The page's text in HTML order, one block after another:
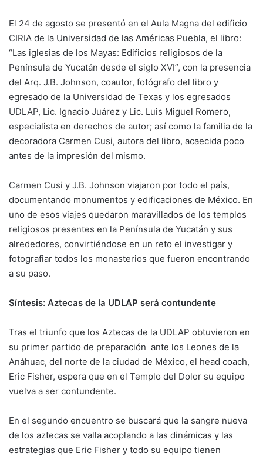
El 24 de agosto se presentó en el Aula Magna del edificio
CIRIA de la Universidad de las Américas Puebla, el libro:
“Las iglesias de los Mayas: Edificios religiosos de la
Península de Yucatán desde el siglo XVI”, con la presencia
del Arq. J.B. Johnson, coautor, fotógrafo del libro y
egresado de la Universidad de Texas y los egresados
UDLAP, Lic. Ignacio Juárez y Lic. Luis Miguel Romero,
especialista en derechos de autor; así como la familia de la
decoradora Carmen Cusi, autora del libro, acaecida poco
antes de la impresión del mismo.
Carmen Cusi y J.B. Johnson viajaron por todo el país,
documentando monumentos y edificaciones de México. En
uno de esos viajes quedaron maravillados de los templos
religiosos presentes en la Península de Yucatán y sus
alrededores, convirtiéndose en un reto el investigar y
fotografiar todos los monasterios que fueron encontrando
a su paso.
Síntesis: Aztecas de la UDLAP será contundente
Tras el triunfo que los Aztecas de la UDLAP obtuvieron en
su primer partido de preparación ante los Leones de la
Anáhuac, del norte de la ciudad de México, el head coach,
Eric Fisher, espera que en el Templo del Dolor su equipo
vuelva a ser contundente.
En el segundo encuentro se buscará que la sangre nueva
de los aztecas se valla acoplando a las dinámicas y las
estrategias que Eric Fisher y todo su equipo tienen